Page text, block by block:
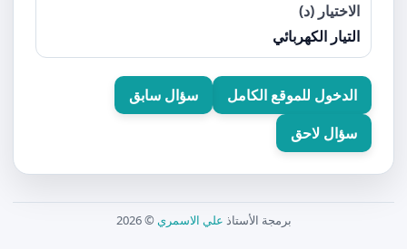
الاختيار (د)
التيار الكهربائي
الدخول للموقع الكامل
سؤال سابق
سؤال لاحق
برمجة الأستاذ علي الاسمري © 2026